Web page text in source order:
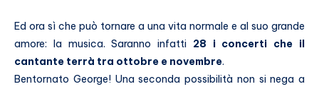
Ed ora sì che può tornare a una vita normale e al suo grande
amore: la musica. Saranno infatti 28 i concerti che il
cantante terrà tra ottobre e novembre.
Bentornato George! Una seconda possibilità non si nega a